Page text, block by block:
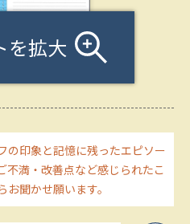
を拡大
の印象と記憶に残ったエピソー
不満・改善点など感じられたこ
お聞かせ願います。